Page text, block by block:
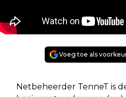
Voeg toe als
Netbeheerder TenneT is